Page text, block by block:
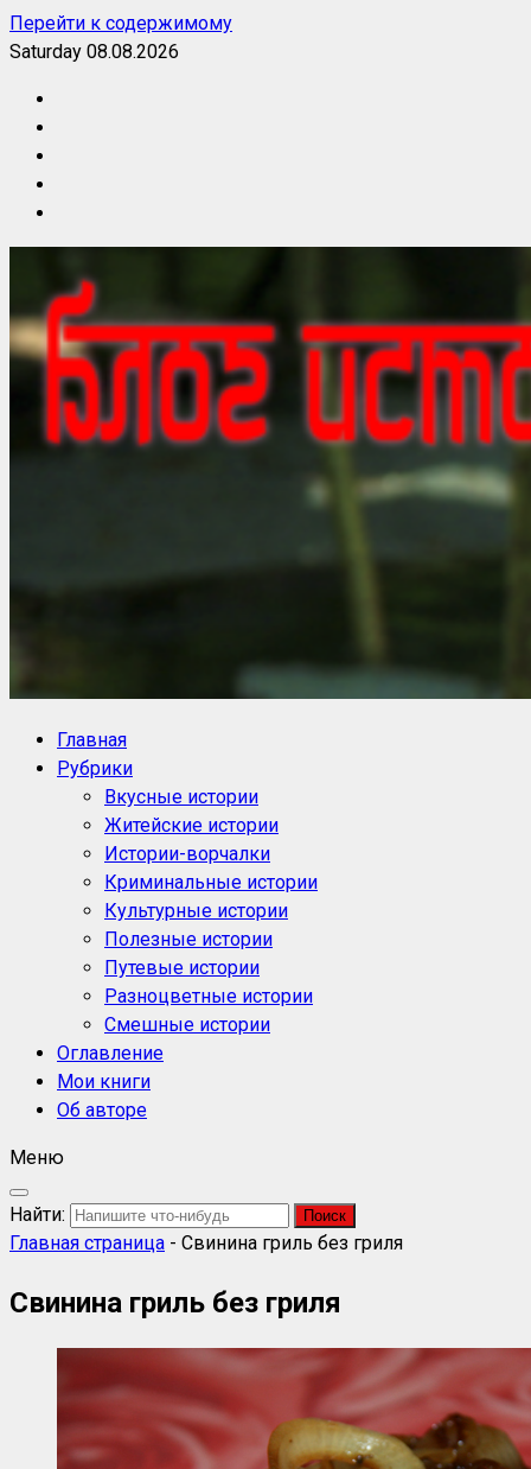
Перейти к содержимому
Saturday 08.08.2026
Блог историй NoorySan
Главная
Рубрики
Вкусные истории
Житейские истории
Истории-ворчалки
Криминальные истории
Культурные истории
Полезные истории
Путевые истории
Разноцветные истории
Смешные истории
Оглавление
Мои книги
Об авторе
Меню
Найти:
Главная страница - Свинина гриль без гриля
Свинина гриль без гриля